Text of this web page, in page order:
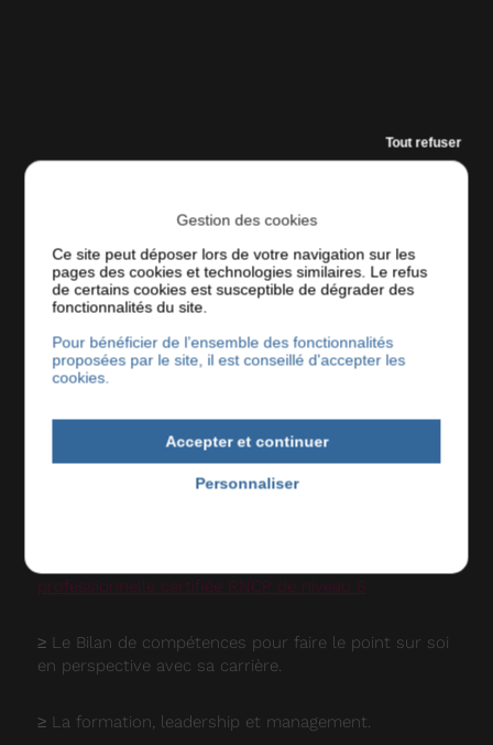
SPÉCIALISTE DE
L’ACCOMPAGNEMENT AU
SERVICE DE VOTRE
CARRIÈRE
J’œuvre en Bretagne, en région Rennaise et à
distance, sans limite de territoire, en proposant 3
professionnelle certifiée RNCP de niveau 6
≥ Le Bilan de compétences pour faire le point sur soi
en perspective avec sa carrière.
≥ La formation, leadership et management.
Gestion des cookies
Ce site peut déposer lors de votre navigation sur les
pages des cookies et technologies similaires. Le refus
de certains cookies est susceptible de dégrader des
fonctionnalités du site.
Pour bénéficier de l’ensemble des fonctionnalités
proposées par le site, il est conseillé d'accepter les
cookies.
Accepter et continuer
Tout refuser
Personnaliser